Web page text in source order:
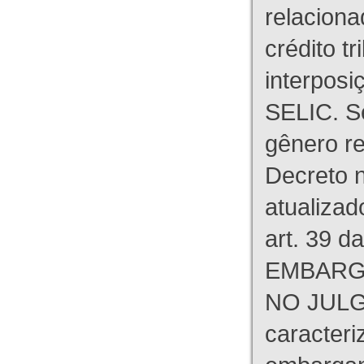
crédito
SELIC.
gênero
Decreto
art. 39
NO